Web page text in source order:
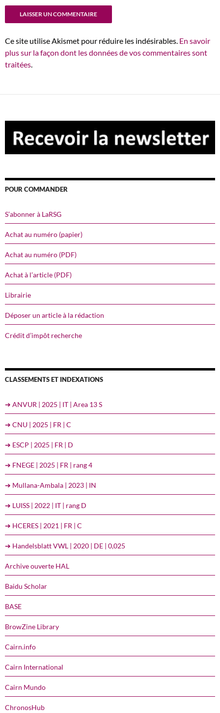
Ce site utilise Akismet pour réduire les indésirables. En savoir
plus sur la façon dont les données de vos commentaires sont
traitées.
POUR COMMANDER
S’abonner à LaRSG
Achat au numéro (papier)
Achat au numéro (PDF)
Achat à l’article (PDF)
Librairie
Déposer un article à la rédaction
Crédit d’impôt recherche
CLASSEMENTS ET INDEXATIONS
➔ ANVUR | 2025 | IT | Area 13 S
➔ CNU | 2025 | FR | C
➔ ESCP | 2025 | FR | D
➔ FNEGE | 2025 | FR | rang 4
➔ Mullana-Ambala | 2023 | IN
➔ LUISS | 2022 | IT | rang D
➔ HCERES | 2021 | FR | C
➔ Handelsblatt VWL | 2020 | DE | 0,025
Archive ouverte HAL
Baidu Scholar
BASE
BrowZine Library
Cairn.info
Cairn International
Cairn Mundo
ChronosHub